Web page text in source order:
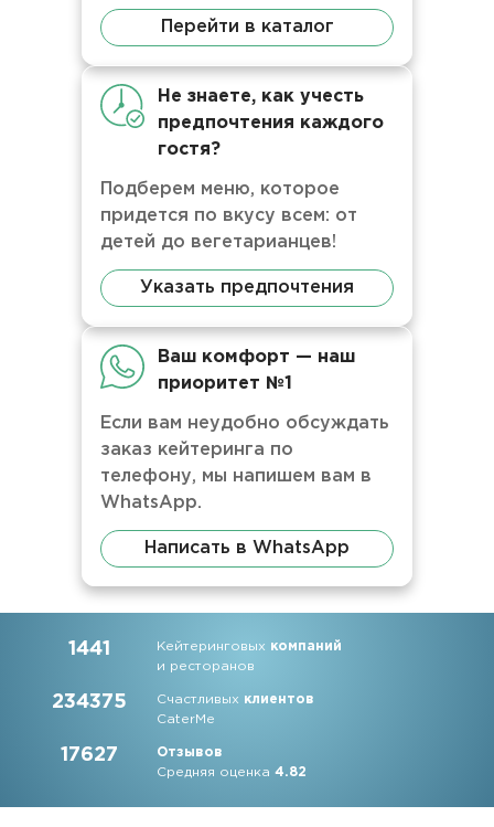
Перейти в каталог
Не знаете, как учесть
предпочтения каждого
гостя?
Подберем меню, которое
придется по вкусу всем: от
детей до вегетарианцев!
Указать предпочтения
Ваш комфорт — наш
приоритет №1
Если вам неудобно обсуждать
заказ кейтеринга по
телефону, мы напишем вам в
WhatsApp.
Написать в WhatsApp
1441 Кейтеринговых компаний
и ресторанов
234375 Счастливых клиентов
CaterMe
17627
Отзывов
Средняя оценка4.82